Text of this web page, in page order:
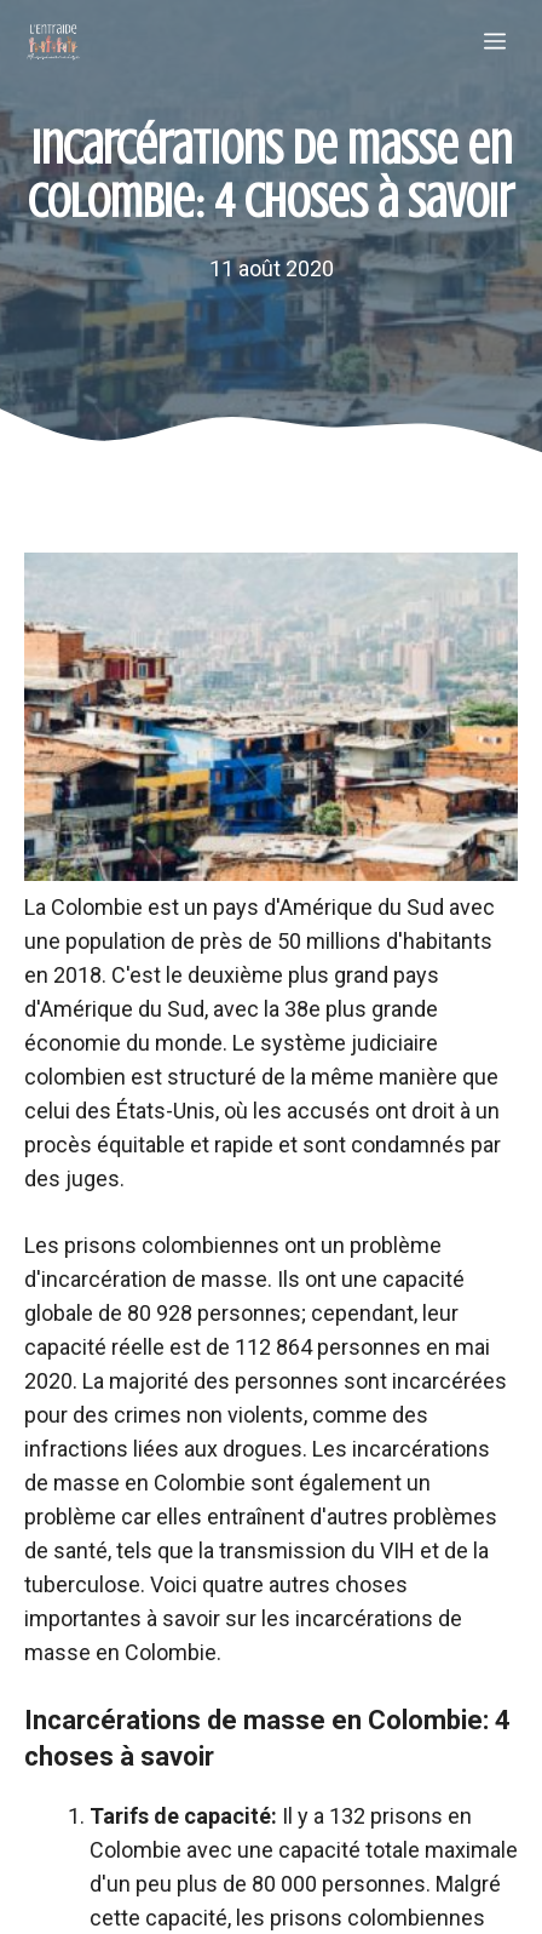
Incarcérations de masse en
Colombie: 4 choses à savoir
11 août 2020
La Colombie est un pays d'Amérique du Sud avec
une population de près de 50 millions d'habitants
en 2018. C'est le deuxième plus grand pays
d'Amérique du Sud, avec la 38e plus grande
économie du monde. Le système judiciaire
colombien est structuré de la même manière que
celui des États-Unis, où les accusés ont droit à un
procès équitable et rapide et sont condamnés par
des juges.
Les prisons colombiennes ont un problème
d'incarcération de masse. Ils ont une capacité
globale de 80 928 personnes; cependant, leur
capacité réelle est de 112 864 personnes en mai
2020. La majorité des personnes sont incarcérées
pour des crimes non violents, comme des
infractions liées aux drogues. Les incarcérations
de masse en Colombie sont également un
problème car elles entraînent d'autres problèmes
de santé, tels que la transmission du VIH et de la
tuberculose. Voici quatre autres choses
importantes à savoir sur les incarcérations de
masse en Colombie.
Incarcérations de masse en Colombie: 4
choses à savoir
Tarifs de capacité: Il y a 132 prisons en
Colombie avec une capacité totale maximale
d'un peu plus de 80 000 personnes. Malgré
cette capacité, les prisons colombiennes